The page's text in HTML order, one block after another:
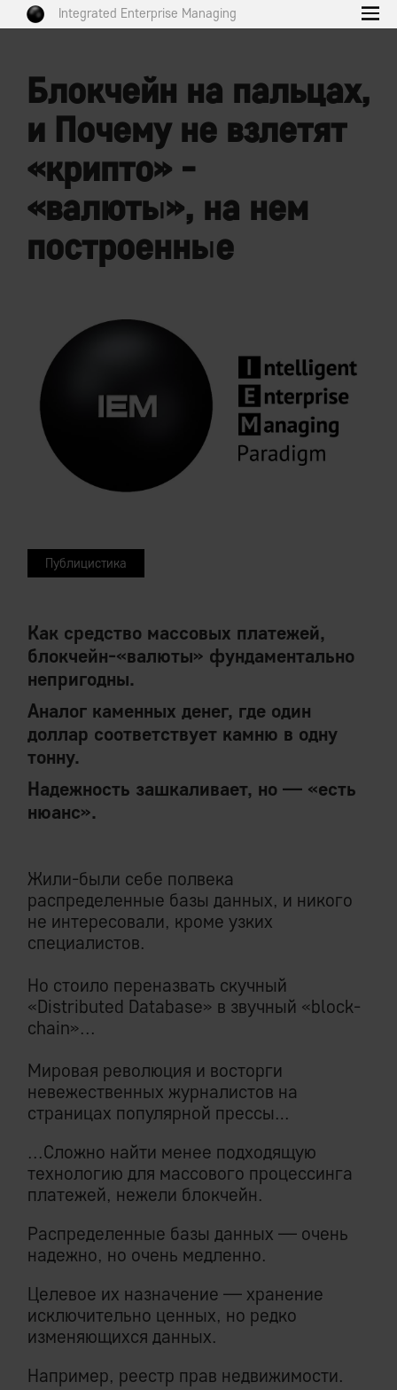
Integrated Enterprise Managing
Блокчейн на пальцах,
и Почему не взлетят
«крипто» -
«валюты», на нем
построенные
Публицистика
Как средство массовых платежей,
блокчейн-«валюты» фундаментально
непригодны.
Аналог каменных денег, где один
доллар соответствует камню в одну
тонну.
Надежность зашкаливает, но — «есть
нюанс».
Жили-были себе полвека
распределенные базы данных, и никого
не интересовали, кроме узких
специалистов.
Но стоило переназвать скучный
«Distributed Database» в звучный «block-
chain»...
Мировая революция и восторги
невежественных журналистов на
страницах популярной прессы…
...Сложно найти менее подходящую
технологию для массового процессинга
платежей, нежели блокчейн.
Распределенные базы данных — очень
надежно, но очень медленно.
Целевое их назначение — хранение
исключительно ценных, но редко
изменяющихся данных.
Например, реестр прав недвижимости.